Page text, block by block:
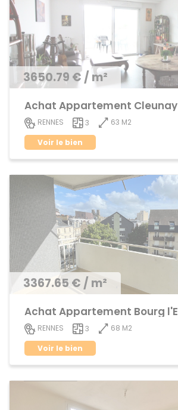
3650.79 € / m²
Achat Appartement Cleunay
RENNES 3
63 M2
Voir le bien
3367.65 € / m²
RENNES 3
68 M2
Voir le bien